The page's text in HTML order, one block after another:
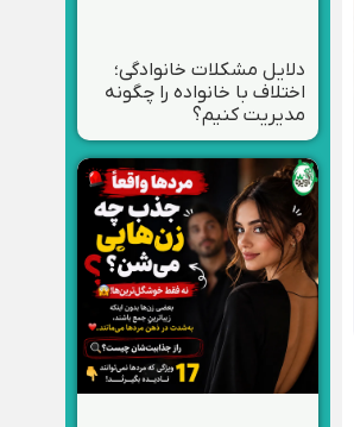
دلایل مشکلات خانوادگی؛
اختلاف با خانواده را چگونه
مدیریت کنیم؟